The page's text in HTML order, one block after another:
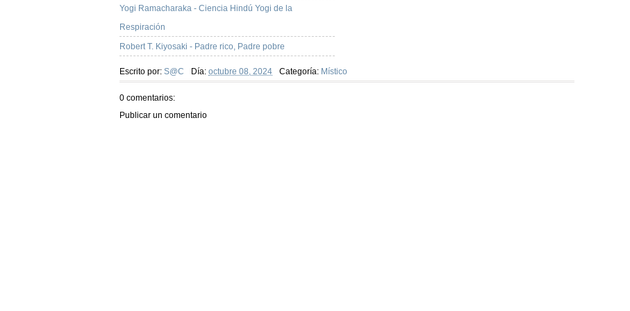
Yogi Ramacharaka - Ciencia Hindú Yogi de la
Respiración
Robert T. Kiyosaki - Padre rico, Padre pobre
Escrito por: S@C Día: octubre 08, 2024 Categoría: Místico
0 comentarios:
Publicar un comentario